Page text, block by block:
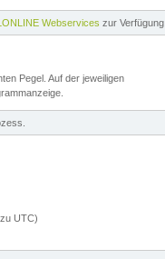
Webservices zur Verfügung.
Pegel. Auf der jeweiligen
UTC)